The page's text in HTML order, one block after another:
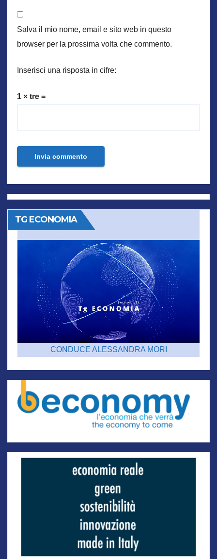
Salva il mio nome, email e sito web in questo
browser per la prossima volta che commento.
Inserisci una risposta in cifre:
1 × tre =
TG ECONOMIA
CONDUCE ALESSANDRA MORI